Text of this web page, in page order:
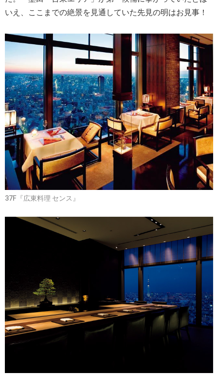
いえ、ここまでの絶景を見通していた先見の明はお見事！
37F『広東料理 センス』